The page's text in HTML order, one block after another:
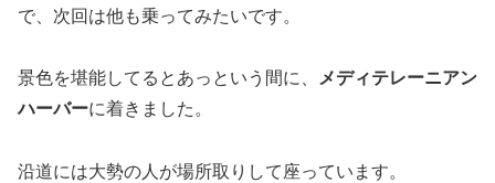
で、次回は他も乗ってみたいです。
景色を堪能してるとあっという間に、
メディテレーニアン
ハーバーに着きました。
沿道には大勢の人が場所取りして座っています。